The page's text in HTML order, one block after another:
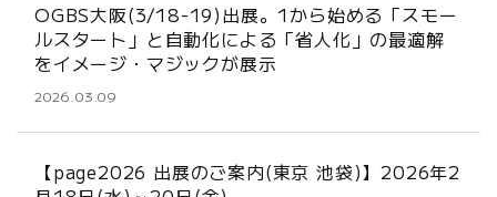
OGBS大阪(3/18-19)出展。1から始める「スモー
ルスタート」と自動化による「省人化」の最適解
をイメージ・マジックが展示
2026.03.09
【page2026 出展のご案内(東京 池袋)】2026年2